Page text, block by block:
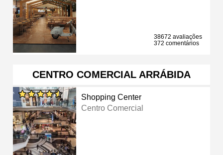
38672 avaliações
372 comentários
CENTRO COMERCIAL ARRÁBIDA
Shopping Center
Centro Comercial